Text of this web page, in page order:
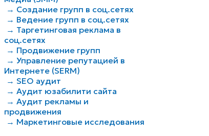
ИНТЕРНЕТ-МАРКЕТИНГ И
эффективность дает не какой-то
→ Создание групп в соц.сетях
→ Ведение групп в соц.сетях
→ Таргетинговая реклама в
соц.сетях
→ Продвижение групп
→ Управление репутацией в
Интернете (SERM)
→ SEO аудит
→ Аудит юзабилити сайта
→ Аудит рекламы и
продвижения
→ Маркетинговые исследования